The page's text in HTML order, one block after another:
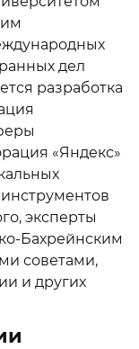
дел
разработка
«Яндекс»
эксперты
Бахрейнским
советами,
и других